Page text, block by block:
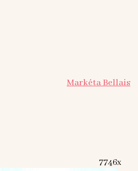
Markéta Bellais
7746x